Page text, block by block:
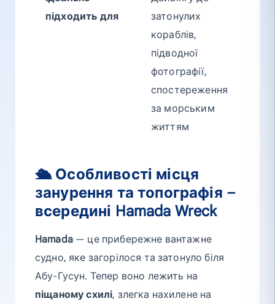
підходить для
затонулих
кораблів,
підводної
фотографії,
спостереження
за морським
життям
🛳 Особливості місця
занурення та топографія –
всередині Hamada Wreck
Hamada— це прибережне вантажне
судно, яке загорілося та затонуло біля
Абу-Гусун. Тепер воно лежить на
піщаному схилі, злегка нахилене на